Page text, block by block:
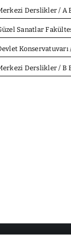
Derslikler / A
Sanatlar
Konservatuvarı
Derslikler / B